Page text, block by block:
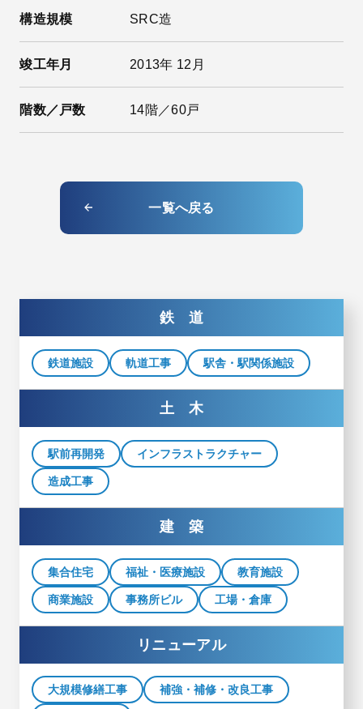
構造規模 SRC造
竣工年月 2013年 12月
階数／戸数 14階／60戸
一覧へ戻る
鉄 道
鉄道施設 軌道工事 駅舎・駅関係施設
土 木
駅前再開発 インフラストラクチャー
造成工事
建 築
集合住宅 福祉・医療施設 教育施設
商業施設 事務所ビル 工場・倉庫
リニューアル
大規模修繕工事 補強・補修・改良工事